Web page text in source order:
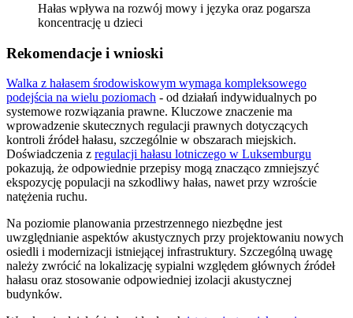
Hałas wpływa na rozwój mowy i języka oraz pogarsza
koncentrację u dzieci
Rekomendacje i wnioski
Walka z hałasem środowiskowym wymaga kompleksowego
podejścia na wielu poziomach - od działań indywidualnych po
systemowe rozwiązania prawne. Kluczowe znaczenie ma
wprowadzenie skutecznych regulacji prawnych dotyczących
kontroli źródeł hałasu, szczególnie w obszarach miejskich.
Doświadczenia z regulacji hałasu lotniczego w Luksemburgu
pokazują, że odpowiednie przepisy mogą znacząco zmniejszyć
ekspozycję populacji na szkodliwy hałas, nawet przy wzroście
natężenia ruchu.
Na poziomie planowania przestrzennego niezbędne jest
uwzględnianie aspektów akustycznych przy projektowaniu nowych
osiedli i modernizacji istniejącej infrastruktury. Szczególną uwagę
należy zwrócić na lokalizację sypialni względem głównych źródeł
hałasu oraz stosowanie odpowiedniej izolacji akustycznej
budynków.